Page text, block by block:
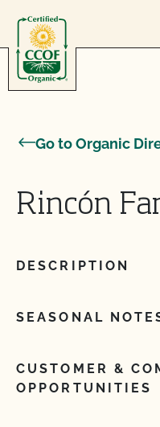
Go to Organic
Rincón
DESCRIPTION
SEASONAL
CUSTOMER &
OPPORTUNITIES